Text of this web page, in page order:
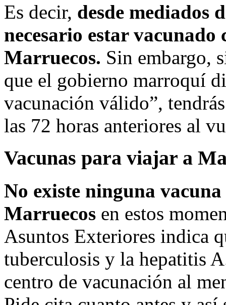
Es decir, desde mediados
necesario estar
Marruecos. Sin embargo,
que el gobierno marroquí
vacunación válido”,
las 72 horas anteriores al
Vacunas para viajar a
No existe ninguna
Marruecos en estos
Asuntos Exteriores indica
tuberculosis y la hepatitis
centro de vacunación al